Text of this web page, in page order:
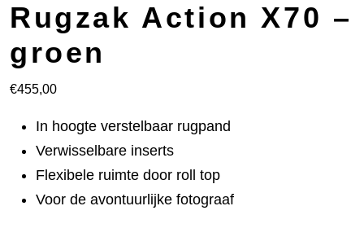
Rugzak Action X70 –
groen
€455,00
In hoogte verstelbaar rugpand
Verwisselbare inserts
Flexibele ruimte door roll top
Voor de avontuurlijke fotograaf